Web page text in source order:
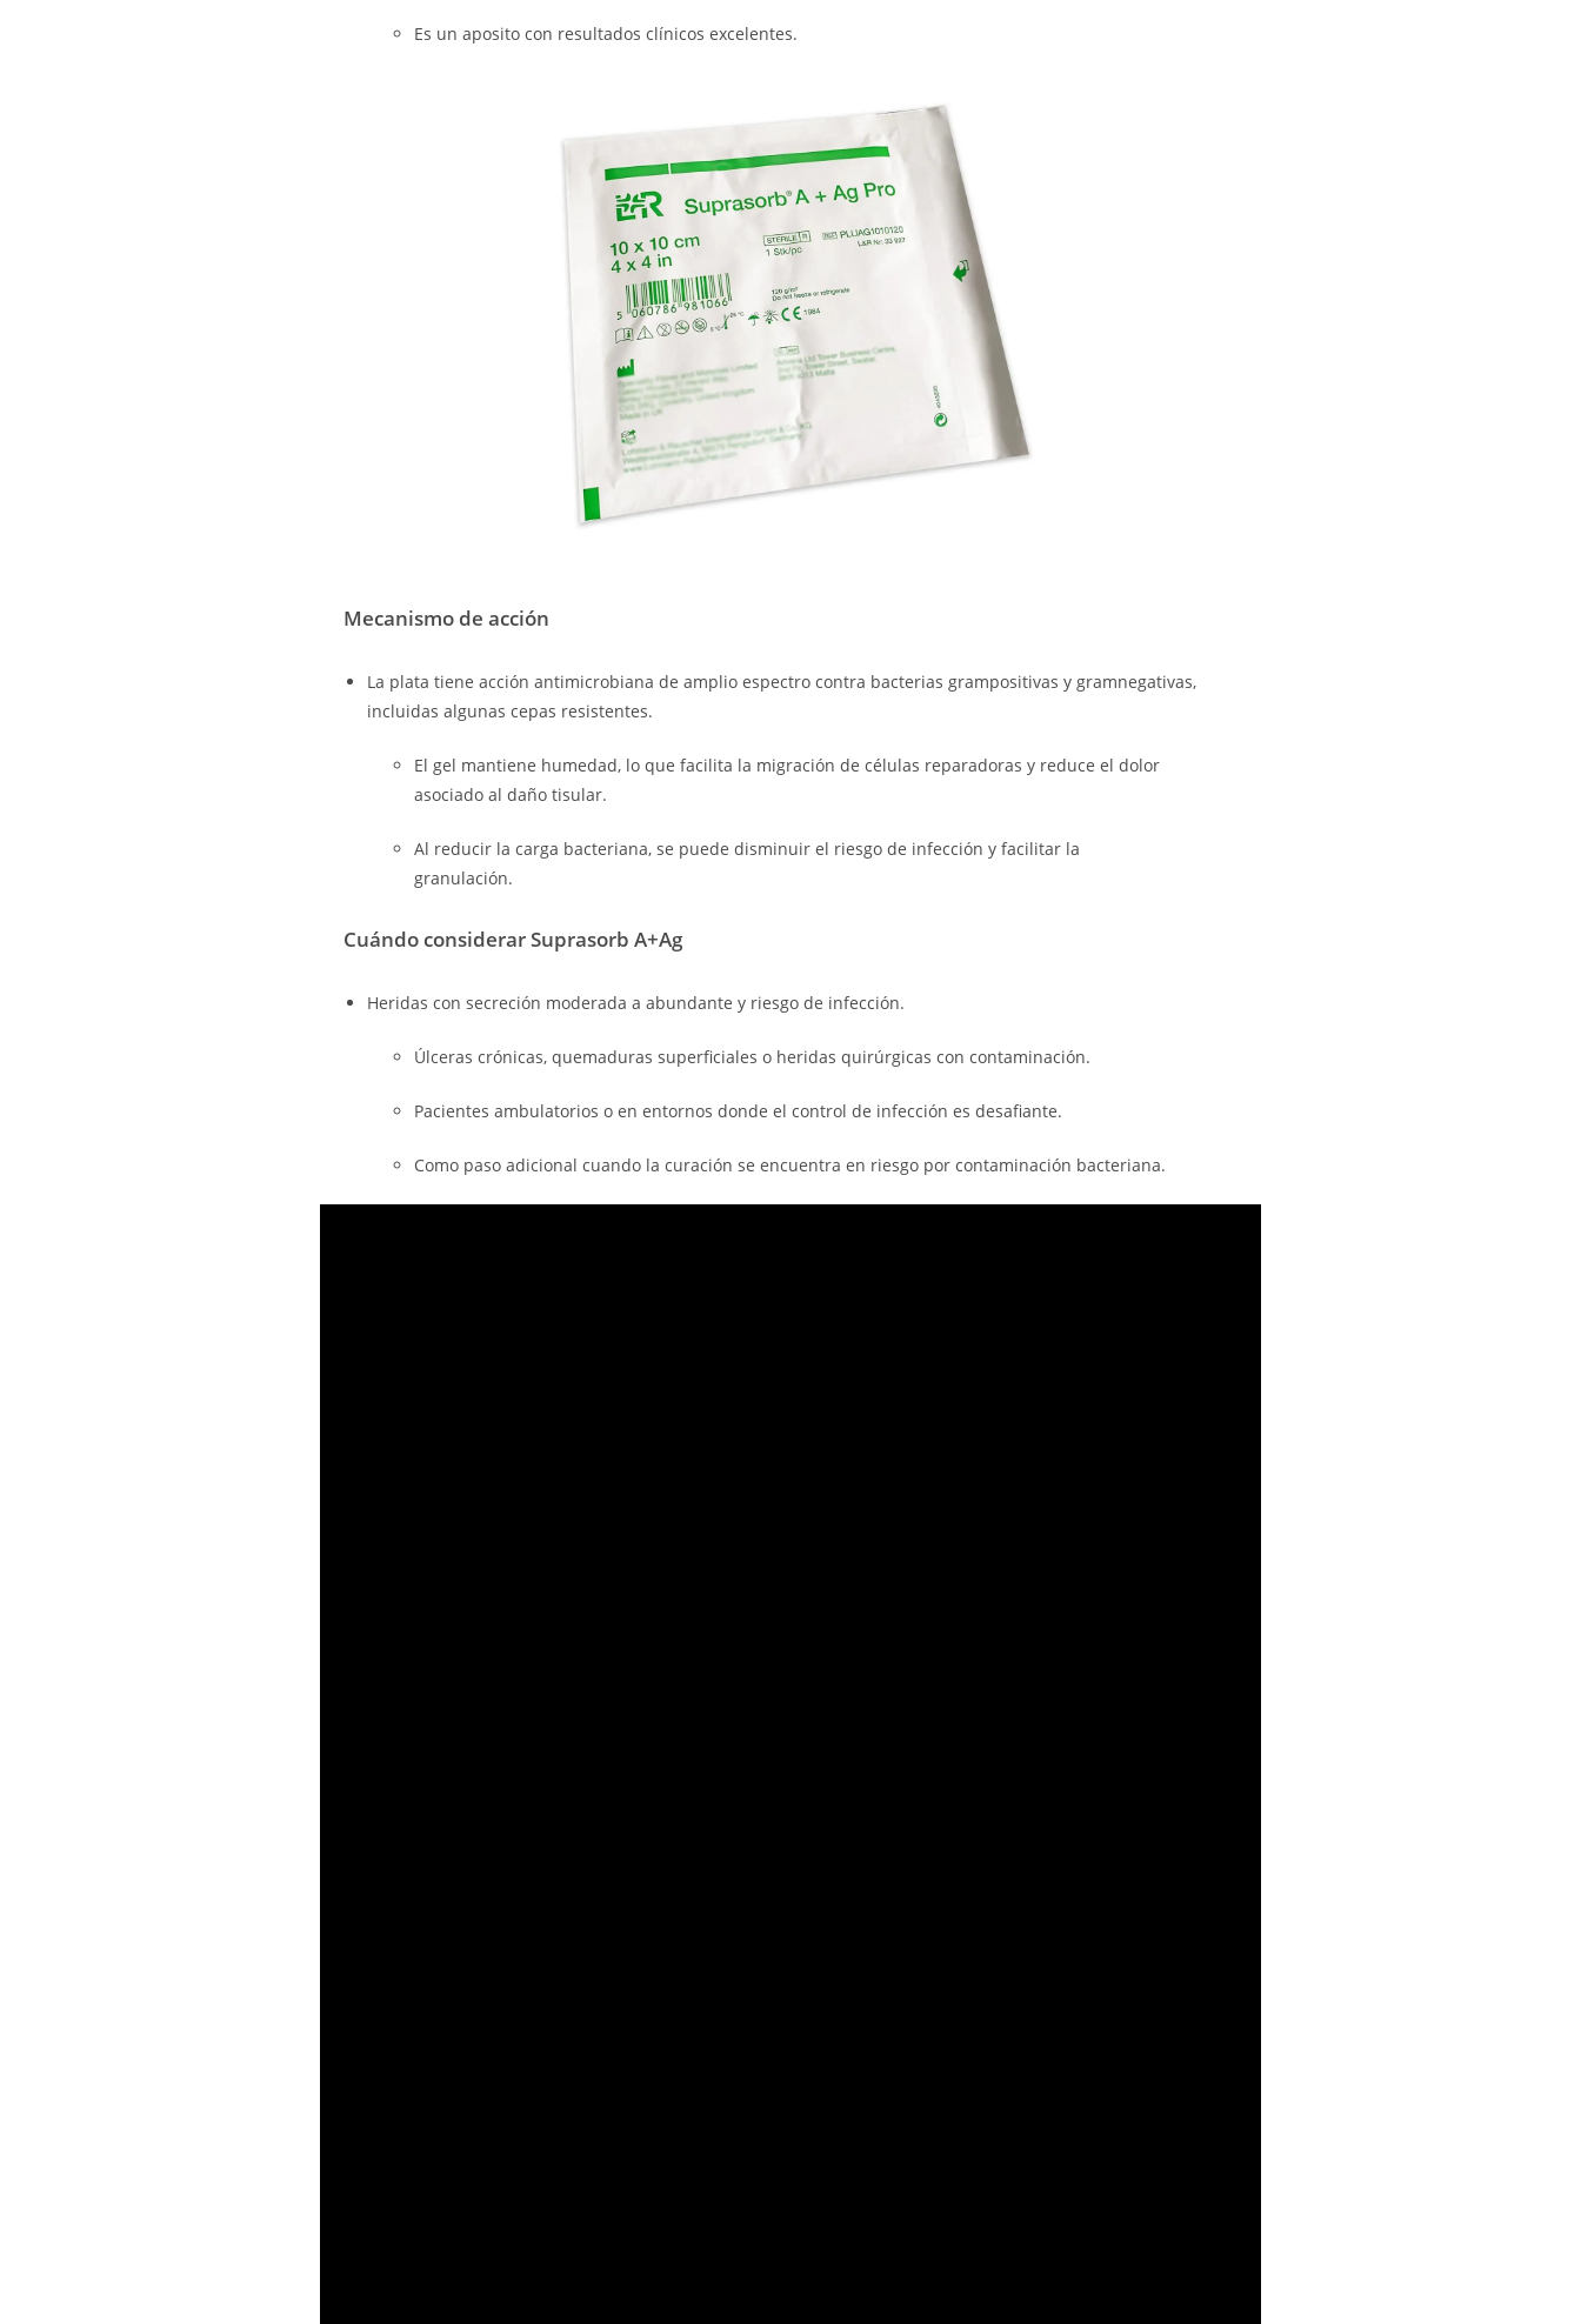
Es un aposito con resultados clínicos excelentes.
Mecanismo de acción
La plata tiene acción antimicrobiana de amplio espectro contra bacterias grampositivas y gramnegativas,
incluidas algunas cepas resistentes.
El gel mantiene humedad, lo que facilita la migración de células reparadoras y reduce el dolor
asociado al daño tisular.
Al reducir la carga bacteriana, se puede disminuir el riesgo de infección y facilitar la
granulación.
Cuándo considerar Suprasorb A+Ag
Heridas con secreción moderada a abundante y riesgo de infección.
Úlceras crónicas, quemaduras superficiales o heridas quirúrgicas con contaminación.
Pacientes ambulatorios o en entornos donde el control de infección es desafiante.
Como paso adicional cuando la curación se encuentra en riesgo por contaminación bacteriana.